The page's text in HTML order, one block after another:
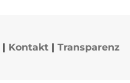
| Kontakt | Transparenz